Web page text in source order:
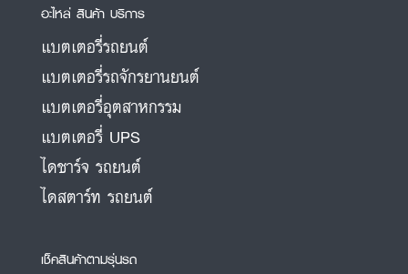
อะไหล่ สินค้า บริการ
แบตเตอรี่รถยนต์
แบตเตอรี่รถจักรยานยนต์
แบตเตอรี่อุตสาหกรรม
แบตเตอรี่ UPS
ไดชาร์จ รถยนต์
ไดสตาร์ท รถยนต์
เช็คสินค้าตามรุ่นรถ